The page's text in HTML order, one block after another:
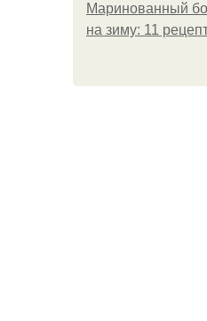
Маринованный
на зиму: 11